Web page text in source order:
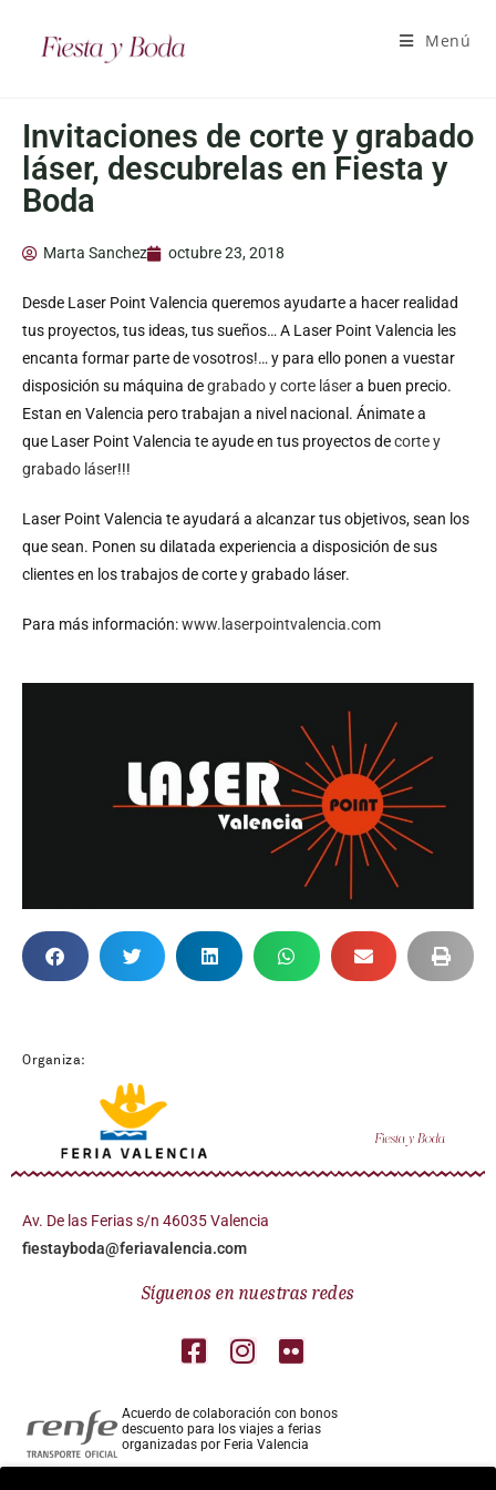
Menú
Invitaciones de corte y grabado
láser, descubrelas en Fiesta y
Boda
Marta Sanchez octubre 23, 2018
Desde Laser Point Valencia queremos ayudarte a hacer realidad
tus proyectos, tus ideas, tus sueños… A Laser Point Valencia les
encanta formar parte de vosotros!… y para ello ponen a vuestar
disposición su máquina degrabado y corte lásera buen precio.
Estan en Valencia pero trabajan a nivel nacional. Ánimate a
que Laser Point Valencia te ayude en tus proyectos decorte y
grabado láser!!!
Laser Point Valencia te ayudará a alcanzar tus objetivos, sean los
que sean. Ponen su dilatada experiencia a disposición de sus
clientes en los trabajos de corte y grabado láser.
Para más información:www.laserpointvalencia.com
Organiza:
Av. De las Ferias s/n 46035 Valencia
fiestayboda@feriavalencia.com
Síguenos en nuestras redes
Acuerdo de colaboración con bonos
descuento para los viajes a ferias
organizadas por Feria Valencia